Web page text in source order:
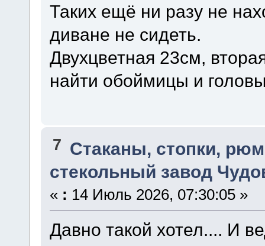
Таких ещё ни разу не
диване не сидеть.
Двухцветная 23см,
найти обоймицы и
7 Стаканы, стопки,
стекольный завод
« : 14 Июль 2026, 07:30:05 »
Давно такой хотел.... И